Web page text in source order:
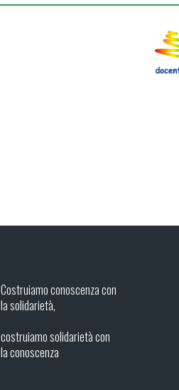
Costruiamo conoscenza con
la solidarietà,
costruiamo solidarietà con
la conoscenza